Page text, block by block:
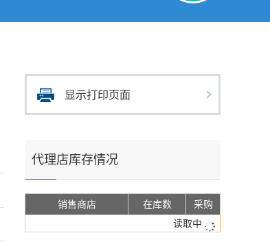
显示打印页面
代理店库存情况
销售商店 在库数
采购
读取中